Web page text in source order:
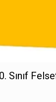
Sınıf